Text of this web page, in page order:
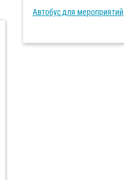
Автобус для мероприятий